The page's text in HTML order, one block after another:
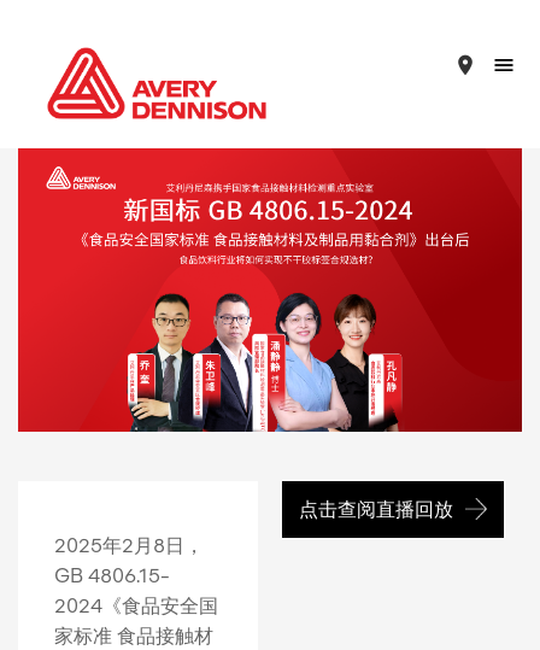
place
2025年2月8日，
GB 4806.15-
2024《食品安全国
家标准 食品接触材
点击查阅直播回放